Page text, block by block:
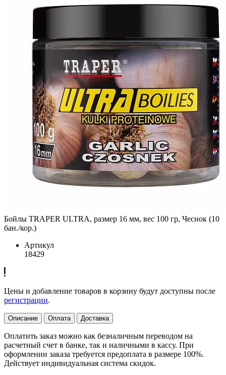
Бойлы TRAPER ULTRA, размер 16 мм, вес 100 гр, Чеснок (10
бан./кор.)
Артикул
18429
Цены и добавление товаров в корзину будут доступны после
регистрации.
Описание Оплата Доставка
Оплатить заказ можно как безналичным переводом на
расчетный счет в банке, так и наличными в кассу. При
оформлении заказа требуется предоплата в размере 100%.
Действует индивидуальная система скидок.